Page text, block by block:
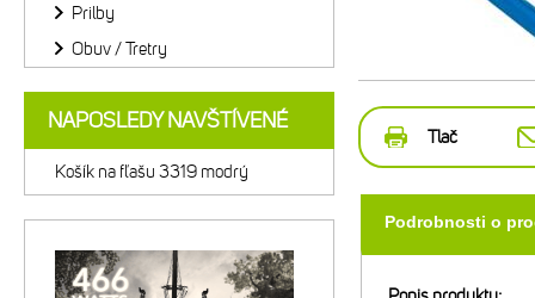
Tlač
Podrobnosti o
Prilby
Obuv / Tretry
NAPOSLEDY NAVŠTÍVENÉ
Košík na fľašu 3319 modrý